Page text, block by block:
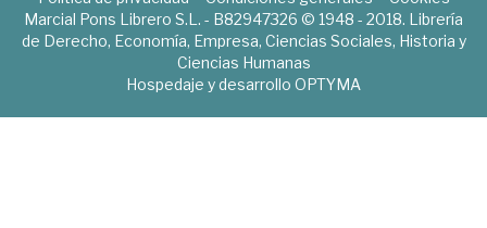
Marcial Pons Librero S.L. - B82947326 © 1948 - 2018. Librería
de Derecho, Economía, Empresa, Ciencias Sociales, Historia y
Ciencias Humanas
Hospedaje y desarrollo OPTYMA